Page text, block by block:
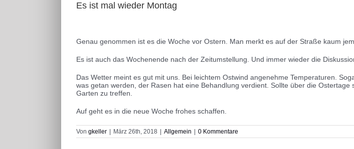
Es ist mal wieder Montag
Bild
Genau genommen ist es die Woche vor Ostern. Man merkt es auf der Straße kaum
Es ist auch das Wochenende nach der Zeitumstellung. Und immer wieder die
Das Wetter meint es gut mit uns. Bei leichtem Ostwind angenehme Temperaturen.
was getan werden, der Rasen hat eine Behandlung verdient. Sollte über die
Garten zu treffen.
Auf geht es in die neue Woche frohes schaffen.
Von gkeller | März 26th, 2018 | Allgemein | 0 Kommentare